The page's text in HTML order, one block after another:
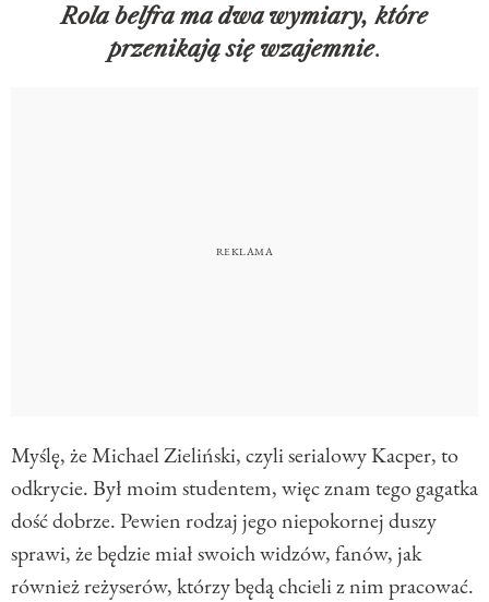
Rola belfra ma dwa wymiary, które
przenikają się wzajemnie.
Myślę, że Michael Zieliński, czyli serialowy Kacper, to
odkrycie. Był moim studentem, więc znam tego gagatka
dość dobrze. Pewien rodzaj jego niepokornej duszy
sprawi, że będzie miał swoich widzów, fanów, jak
również reżyserów, którzy będą chcieli z nim pracować.